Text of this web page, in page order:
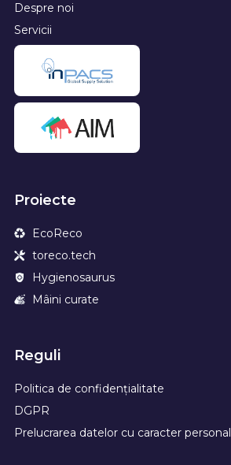
Despre noi
Servicii
Proiecte
EcoReco
toreco.tech
Hygienosaurus
Mâini curate
Reguli
Politica de confidențialitate
DGPR
Prelucrarea datelor cu caracter personal